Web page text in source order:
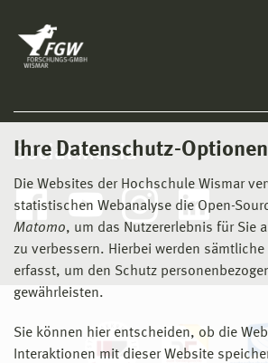
Ihre Datenschutz-Optionen
Die Websites der Hochschule Wismar
statistischen Webanalyse die Open-
Matomo, um das Nutzererlebnis für Sie
zu verbessern. Hierbei werden
erfasst, um den Schutz
gewährleisten.
Sie können hier entscheiden, ob die
Interaktionen mit dieser Website
Social Media